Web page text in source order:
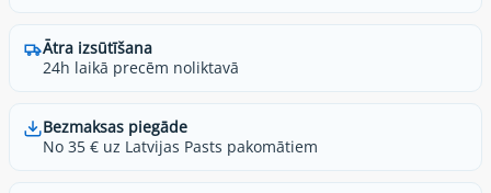
Ātra izsūtīšana
24h laikā precēm noliktavā
Bezmaksas piegāde
No 35 € uz Latvijas Pasts pakomātiem